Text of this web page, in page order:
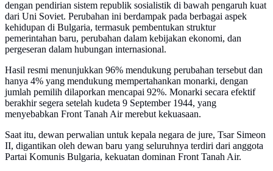
dengan pendirian sistem republik sosialistik di bawah pengaruh kuat
dari Uni Soviet. Perubahan ini berdampak pada berbagai aspek
kehidupan di Bulgaria, termasuk pembentukan struktur
pemerintahan baru, perubahan dalam kebijakan ekonomi, dan
pergeseran dalam hubungan internasional.
Hasil resmi menunjukkan 96% mendukung perubahan tersebut dan
hanya 4% yang mendukung mempertahankan monarki, dengan
jumlah pemilih dilaporkan mencapai 92%. Monarki secara efektif
berakhir segera setelah kudeta 9 September 1944, yang
menyebabkan Front Tanah Air merebut kekuasaan.
Saat itu, dewan perwalian untuk kepala negara de jure, Tsar Simeon
II, digantikan oleh dewan baru yang seluruhnya terdiri dari anggota
Partai Komunis Bulgaria, kekuatan dominan Front Tanah Air.